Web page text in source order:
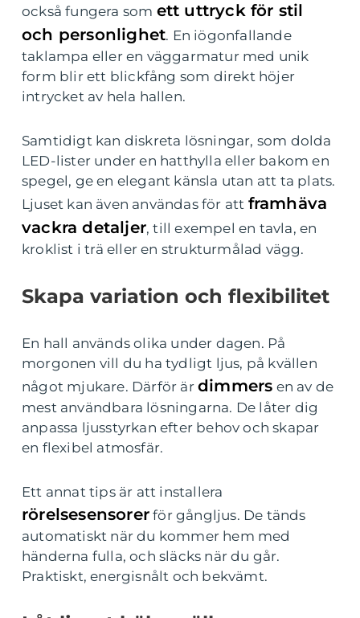
också fungera som ett uttryck för stil
och personlighet. En iögonfallande
taklampa eller en väggarmatur med unik
form blir ett blickfång som direkt höjer
intrycket av hela hallen.
Samtidigt kan diskreta lösningar, som dolda
LED-lister under en hatthylla eller bakom en
spegel, ge en elegant känsla utan att ta plats.
Ljuset kan även användas för att framhäva
vackra detaljer, till exempel en tavla, en
kroklist i trä eller en strukturmålad vägg.
Skapa variation och flexibilitet
En hall används olika under dagen. På
morgonen vill du ha tydligt ljus, på kvällen
något mjukare. Därför är dimmers en av de
mest användbara lösningarna. De låter dig
anpassa ljusstyrkan efter behov och skapar
en flexibel atmosfär.
Ett annat tips är att installera
rörelsesensorer för gångljus. De tänds
automatiskt när du kommer hem med
händerna fulla, och släcks när du går.
Praktiskt, energisnålt och bekvämt.